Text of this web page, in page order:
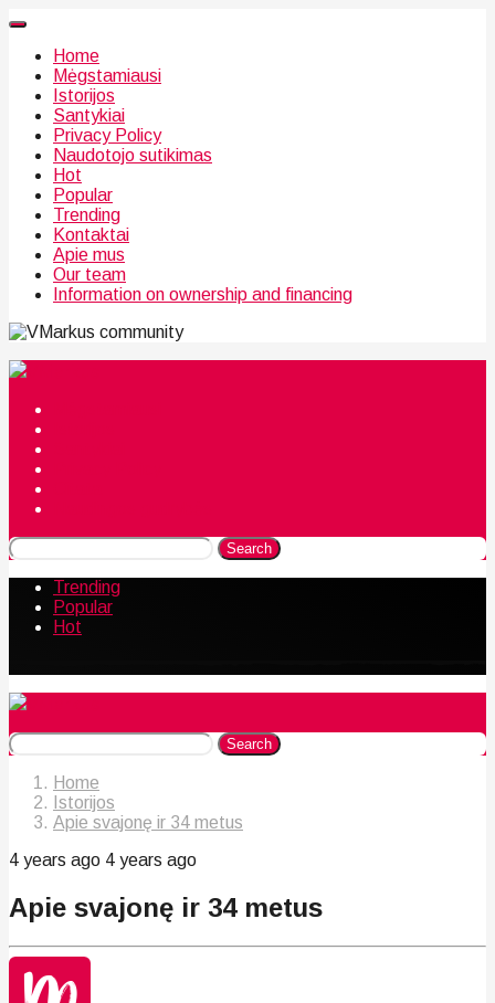
Home
Mėgstamiausi
Istorijos
Santykiai
Privacy Policy
Naudotojo sutikimas
Hot
Popular
Trending
Kontaktai
Apie mus
Our team
Information on ownership and financing
community
Search
Trending
Popular
Hot
Search
Home
Istorijos
Apie svajonę ir 34 metus
4 years ago 4 years ago
Apie svajonę ir 34 metus